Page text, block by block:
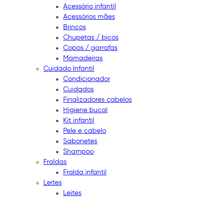
Acessório infantil
Acessórios mães
Brincos
Chupetas / bicos
Copos / garrafas
Mamadeiras
Cuidado Infantil
Condicionador
Cuidados
Finalizadores cabelos
Higiene bucal
Kit infantil
Pele e cabelo
Sabonetes
Shampoo
Fraldas
Fralda infantil
Leites
Leites